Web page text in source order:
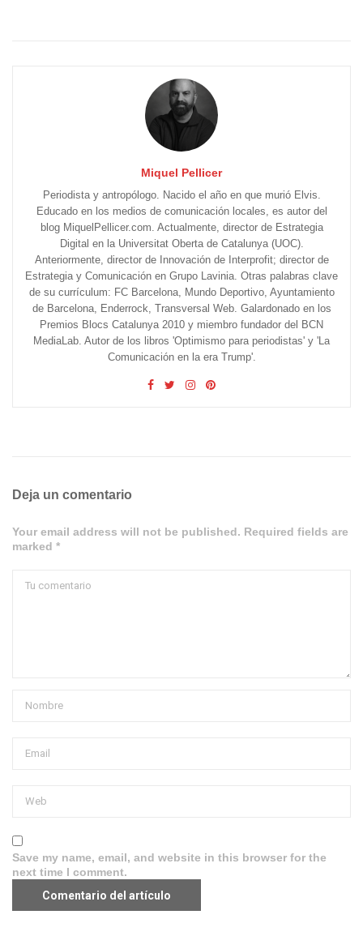
Miquel Pellicer
Periodista y antropólogo. Nacido el año en que murió Elvis.
Educado en los medios de comunicación locales, es autor del
blog MiquelPellicer.com. Actualmente, director de Estrategia
Digital en la Universitat Oberta de Catalunya (UOC).
Anteriormente, director de Innovación de Interprofit; director de
Estrategia y Comunicación en Grupo Lavinia. Otras palabras clave
de su currículum: FC Barcelona, Mundo Deportivo, Ayuntamiento
de Barcelona, Enderrock, Transversal Web. Galardonado en los
Premios Blocs Catalunya 2010 y miembro fundador del BCN
MediaLab. Autor de los libros 'Optimismo para periodistas' y 'La
Comunicación en la era Trump'.
Deja un comentario
Your email address will not be published. Required fields are
marked *
Save my name, email, and website in this browser for the
next time I comment.